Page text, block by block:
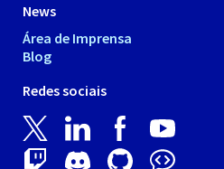
News
Área de Imprensa
Blog
Redes sociais